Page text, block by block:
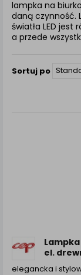
lampka na
daną czynność.
światła LED
a przede
Sortuj po
Lampka
el.
elegancka i
prywatności
W przypadku
umożliwić
związane z
www, a w
zamówienia
Każda
dowolnym